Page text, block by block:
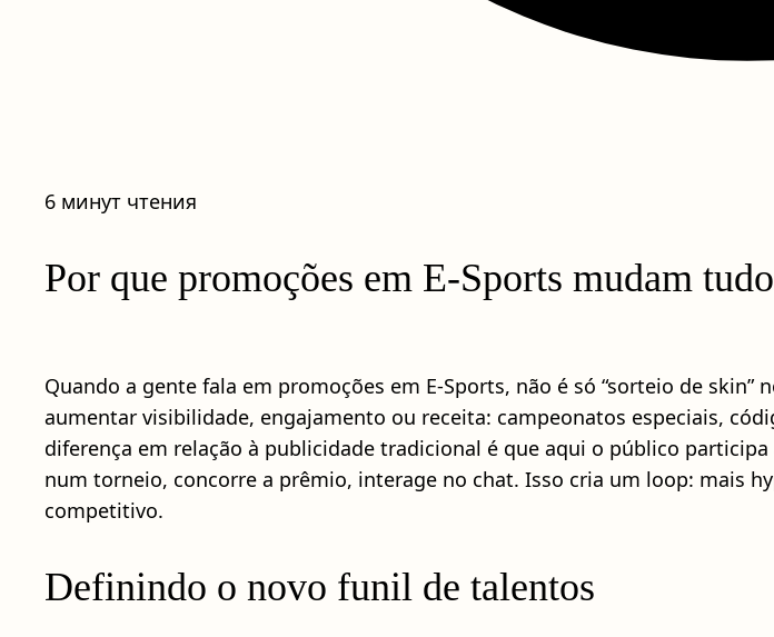
6 минут чтения
Por que promoções em E-Sports mudam tudo
Quando a gente fala em promoções em E-Sports, não é só “sorteio de
aumentar visibilidade, engajamento ou receita: campeonatos especiais,
diferença em relação à publicidade tradicional é que aqui o público
num torneio, concorre a prêmio, interage no chat. Isso cria um loop: mais
competitivo.
Definindo o novo funil de talentos